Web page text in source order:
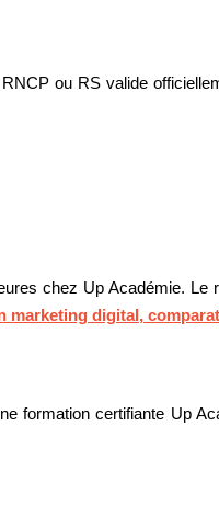
ou RS valide
chez Up Académie. Le
marketing digital,
formation certifiante Up